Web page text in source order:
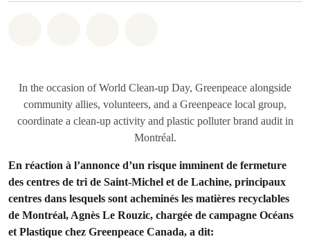
In the occasion of World Clean-up Day, Greenpeace alongside
community allies, volunteers, and a Greenpeace local group,
coordinate a clean-up activity and plastic polluter brand audit in
Montréal.
En réaction à l’annonce d’un risque imminent de fermeture
des centres de tri de Saint-Michel et de Lachine, principaux
centres dans lesquels sont acheminés les matières recyclables
de Montréal, Agnès Le Rouzic, chargée de campagne Océans
et Plastique chez Greenpeace Canada, a dit: